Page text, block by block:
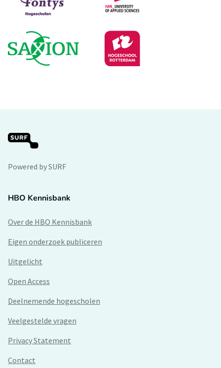
Powered by SURF
HBO Kennisbank
Over de HBO Kennisbank
Eigen onderzoek publiceren
Uitgelicht
Open Access
Deelnemende hogescholen
Veelgestelde vragen
Privacy Statement
Contact